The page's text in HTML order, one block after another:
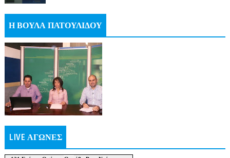
Η ΒΟΥΛΑ ΠΑΤΟΥΛΙΔΟΥ
LIVE ΑΓΩΝΕΣ